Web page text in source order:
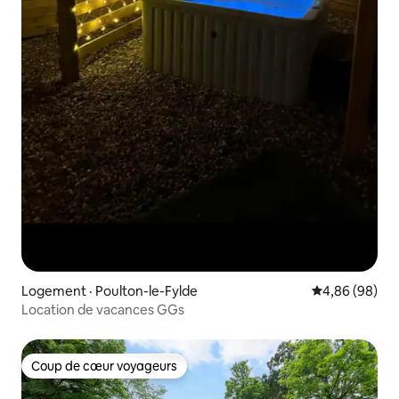
Logement · Poulton-le-Fylde Note
4,86 (98)
Location de vacances GGs
Coup de cœur voyageurs
Coup de cœur voyageurs